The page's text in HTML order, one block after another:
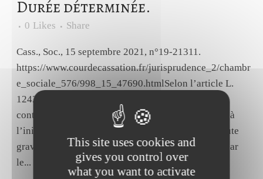
Durée déterminée.
0 Likes Share
Cass., Soc., 15 septembre 2021, n°19-21311.
https://www.courdecassation.fr/jurisprudence_2/chambr
e_sociale_576/998_15_47690.htmlSelon l’article L.
1243-3 du code du travail, la rupture anticipée du
contrat de travail à durée déterminée qui intervient à
l’initiative de l’employeur, en dehors des cas de faute
grave, de force majeure ou d’inaptitude constatée par
le...
This site uses cookies and
gives you control over
what you want to activate